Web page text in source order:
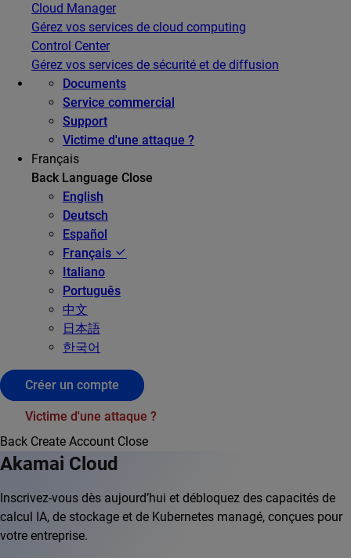
Cloud Manager
Gérez vos services de cloud computing
Control Center
Gérez vos services de sécurité et de diffusion
Documents
Service commercial
Support
Victime d'une attaque ?
Français
Back Language Close
English
Deutsch
Español
Français
Italiano
Português
中文
日本語
한국어
Créer un compte
Victime d'une attaque ?
Back Create Account Close
Akamai Cloud
Inscrivez-vous dès aujourd’hui et débloquez des capacités de
calcul IA, de stockage et de Kubernetes managé, conçues pour
votre entreprise.